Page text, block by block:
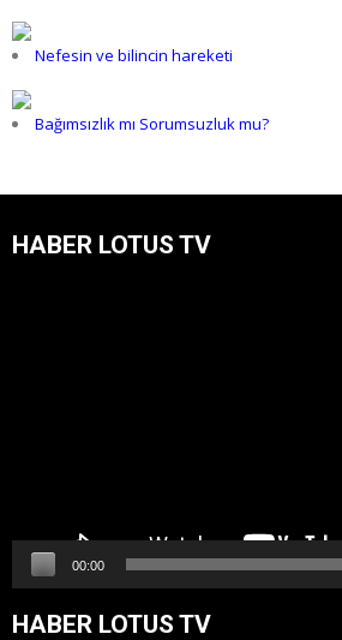
Nefesin ve bilincin hareketi
Bağımsızlık mı Sorumsuzluk mu?
HABER LOTUS TV
00:00
HABER LOTUS TV